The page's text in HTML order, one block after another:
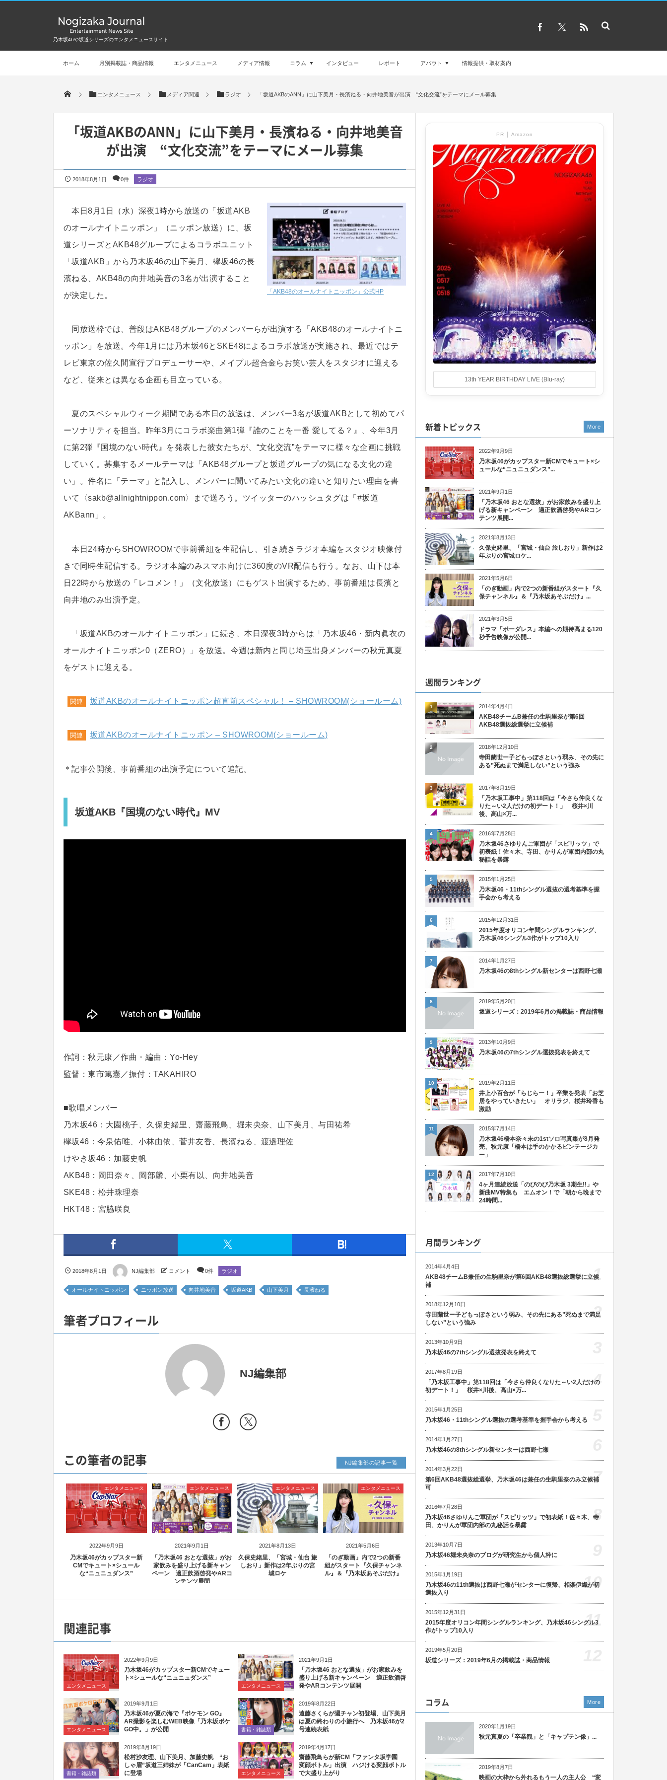
乃木坂46や坂道シリーズのエンタメニュースサイト
ホーム 月別掲載誌・商品情報 エンタメニュース メディア情報 コラム インタビュー レポート アバウト 情報提供・取材案内
エンタメニュース メディア関連 ラジオ 「坂道AKBのANN」に山下美月・長濱ねる・向井地美音が出演 “文化交流”をテーマにメール募集
「坂道AKBのANN」に山下美月・長濱ねる・向井地美音
が出演 “文化交流”をテーマにメール募集
2018年8月1日 0件 ラジオ
「AKB48のオールナイトニッポン」公式HP
本日8月1日（水）深夜1時から放送の「坂道AKB
のオールナイトニッポン」（ニッポン放送）に、坂
道シリーズとAKB48グループによるコラボユニット
「坂道AKB」から乃木坂46の山下美月、欅坂46の長
濱ねる、AKB48の向井地美音の3名が出演すること
が決定した。
同放送枠では、普段はAKB48グループのメンバーらが出演する「AKB48のオールナイトニ
ッポン」を放送。今年1月には乃木坂46とSKE48によるコラボ放送が実施され、最近ではテ
レビ東京の佐久間宣行プロデューサーや、メイプル超合金らお笑い芸人をスタジオに迎える
など、従来とは異なる企画も目立っている。
夏のスペシャルウィーク期間である本日の放送は、メンバー3名が坂道AKBとして初めてパ
ーソナリティを担当。昨年3月にコラボ楽曲第1弾『誰のことを一番 愛してる？』、今年3月
に第2弾『国境のない時代』を発表した彼女たちが、“文化交流”をテーマに様々な企画に挑戦
していく。募集するメールテーマは「AKB48グループと坂道グループの気になる文化の違
い」。件名に「テーマ」と記入し、メンバーに聞いてみたい文化の違いと知りたい理由を書
いて〈sakb@allnightnippon.com〉まで送ろう。ツイッターのハッシュタグは「#坂道
AKBann」。
本日24時からSHOWROOMで事前番組を生配信し、引き続きラジオ本編をスタジオ映像付
きで同時生配信する。ラジオ本編のみスマホ向けに360度のVR配信も行う。なお、山下は本
日22時から放送の「レコメン！」（文化放送）にもゲスト出演するため、事前番組は長濱と
向井地のみ出演予定。
「坂道AKBのオールナイトニッポン」に続き、本日深夜3時からは「乃木坂46・新内眞衣の
オールナイトニッポン0（ZERO）」を放送。今週は新内と同じ埼玉出身メンバーの秋元真夏
をゲストに迎える。
関連 坂道AKBのオールナイトニッポン超直前スペシャル！ – SHOWROOM(ショールーム)
関連 坂道AKBのオールナイトニッポン – SHOWROOM(ショールーム)
＊記事公開後、事前番組の出演予定について追記。
坂道AKB『国境のない時代』MV
作詞：秋元康／作曲・編曲：Yo-Hey
監督：東市篤憲／振付：TAKAHIRO
■歌唱メンバー
乃木坂46：大園桃子、久保史緒里、齋藤飛鳥、堀未央奈、山下美月、与田祐希
欅坂46：今泉佑唯、小林由依、菅井友香、長濱ねる、渡邉理佐
けやき坂46：加藤史帆
AKB48：岡田奈々、岡部麟、小栗有以、向井地美音
SKE48：松井珠理奈
HKT48：宮脇咲良
2018年8月1日 NJ編集部 コメント 0件 ラジオ
オールナイトニッポン ニッポン放送 向井地美音 坂道AKB 山下美月 長濱ねる
筆者プロフィール
NJ編集部
この筆者の記事
2022年9月9日
エンタメニュース
乃木坂46がカップスター新
CMでキュート×シュール
な“ニュニュダンス”
2021年9月1日
エンタメニュース
「乃木坂46 おとな選抜」がお
家飲みを盛り上げる新キャン
ペーン 適正飲酒啓発やARコ
ンテンツ展開
2021年8月13日
エンタメニュース
久保史緒里、「宮城・仙台 旅
しおり」新作は2年ぶりの宮
城ロケ
2021年5月6日
エンタメニュース
「のぎ動画」内で2つの新番
組がスタート『久保チャンネ
ル』＆『乃木坂あそぶだけ』
NJ編集部の記事一覧
関連記事
2022年9月9日
エンタメニュース
乃木坂46がカップスター新CMでキュー
ト×シュールな“ニュニュダンス”
2021年9月1日
エンタメニュース
「乃木坂46 おとな選抜」がお家飲みを
盛り上げる新キャンペーン 適正飲酒啓
発やARコンテンツ展開
2019年9月1日
エンタメニュース
乃木坂46が夏の海で『ポケモン GO』
AR撮影を楽しむWEB映像「乃木坂ポケ
GO中。」が公開
2019年8月22日
書籍・雑誌類
遠藤さくらが週チャン初登場、山下美月
は夏の終わりの小旅行へ 乃木坂46が2
号連続表紙
2019年8月19日
書籍・雑誌類
松村沙友理、山下美月、加藤史帆 “お
しゃ眉”坂道三姉妹が「CanCam」表紙
に登場
2019年4月17日
エンタメニュース
齋藤飛鳥らが新CM「ファンタ坂学園
変顔ボトル」出演 ハジける変顔ボトル
で大盛り上がり
PR │ Amazon
13th YEAR BIRTHDAY LIVE (Blu-ray)
新着トピックス
2022年9月9日
乃木坂46がカップスター新CMでキュート×シ
ュールな“ニュニュダンス”...
2021年9月1日
「乃木坂46 おとな選抜」がお家飲みを盛り上
げる新キャンペーン 適正飲酒啓発やARコン
テンツ展開...
2021年8月13日
久保史緒里、「宮城・仙台 旅しおり」新作は2
年ぶりの宮城ロケ...
2021年5月6日
「のぎ動画」内で2つの新番組がスタート『久
保チャンネル』＆『乃木坂あそぶだけ』...
2021年3月5日
ドラマ「ボーダレス」本編への期待高まる120
秒予告映像が公開...
More
週間ランキング
2014年4月4日
AKB48チームB兼任の生駒里奈が第6回
AKB48選抜総選挙に立候補
1
2018年12月10日
寺田蘭世ー子どもっぽさという弱み、その先に
ある”死ぬまで満足しない”という強み
2
2017年8月19日
「乃木坂工事中」第118回は「今さら仲良くな
りた～い2人だけの初デート！」 桜井×川
後、高山×万...
3
2016年7月28日
乃木坂46さゆりんご軍団が「スピリッツ」で
初表紙！佐々木、寺田、かりんが軍団内部の丸
秘話を暴露
4
2015年1月25日
乃木坂46・11thシングル選抜の選考基準を握
手会から考える
5
2015年12月31日
2015年度オリコン年間シングルランキング、
乃木坂46シングル3作がトップ10入り
6
2014年1月27日
乃木坂46の8thシングル新センターは西野七瀬
7
2019年5月20日
坂道シリーズ：2019年6月の掲載誌・商品情報
8
2013年10月9日
乃木坂46の7thシングル選抜発表を終えて
9
2019年2月11日
井上小百合が「らじらー！」卒業を発表「お芝
居をやっていきたい」 オリラジ、桜井玲香も
激励
10
2015年7月14日
乃木坂46橋本奈々未の1stソロ写真集が8月発
売、秋元康「橋本は手のかかるビンテージカ
ー」
11
2017年7月10日
4ヶ月連続放送「のびのび乃木坂 3期生!!」や
新曲MV特集も エムオン！で「朝から晩まで
24時間...
12
月間ランキング
2014年4月4日
AKB48チームB兼任の生駒里奈が第6回AKB48選抜総選挙に立候
補
1
2018年12月10日
寺田蘭世ー子どもっぽさという弱み、その先にある”死ぬまで満足
しない”という強み
2
2013年10月9日
乃木坂46の7thシングル選抜発表を終えて
2017年8月19日
「乃木坂工事中」第118回は「今さら仲良くなりた～い2人だけの
初デート！」 桜井×川後、高山×万...
4
2015年1月25日
乃木坂46・11thシングル選抜の選考基準を握手会から考える
2014年1月27日
乃木坂46の8thシングル新センターは西野七瀬
2014年3月22日
第6回AKB48選抜総選挙、乃木坂46は兼任の生駒里奈のみ立候補
可
7
2016年7月28日
乃木坂46さゆりんご軍団が「スピリッツ」で初表紙！佐々木、寺
田、かりんが軍団内部の丸秘話を暴露
8
2013年10月7日
乃木坂46堀未央奈のブログが研究生から個人枠に
2015年1月19日
乃木坂46の11th選抜は西野七瀬がセンターに復帰、相楽伊織が初
選抜入り
10
2015年12月31日
2015年度オリコン年間シングルランキング、乃木坂46シングル3
作がトップ10入り
11
2019年5月20日
坂道シリーズ：2019年6月の掲載誌・商品情報
コラム
2020年1月19日
秋元真夏の「卒業観」と「キャプテン像」...
2019年8月7日
映画の大枠から外れるもう一人の主人公 “変
More